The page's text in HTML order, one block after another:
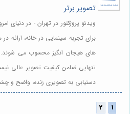
تصویر برتر
ویدئو پروژکتور در تهران - در دنیای
برای تجربه سینمایی در خانه،
های هیجان انگیز محسوب می شوند.
تنهایی ضامن کیفیت تصویر عالی
دستیابی به تصویری زنده، واضح و